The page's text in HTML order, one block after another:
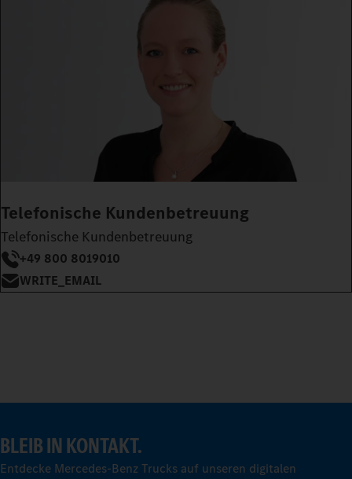
Telefonische Kundenbetreuung
Telefonische Kundenbetreuung
+49 800 8019010
WRITE_EMAIL
BLEIB IN KONTAKT.
Entdecke Mercedes-Benz Trucks auf unseren digitalen